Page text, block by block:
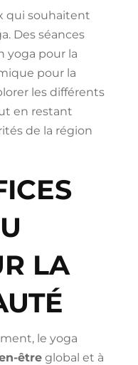
qui souhaitent
Des séances
yoga pour la
pour la
les différents
en restant
de la région
LA
le yoga
êtreglobal et à